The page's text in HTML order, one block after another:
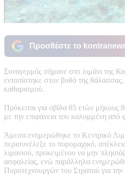
Προσθέστε το
Συναγερμός σήμανε στο λιμάνι της
εντοπίστηκε στον βυθό της θάλασσας,
καθαρισμού.
Πρόκειται για οβίδα 85 ετών μήκους
με την επιφάνεια του καλυμμένη από
Άμεσα ενημερώθηκε το Κεντρικό
περισυνέλεξε το πυρομαχικό,
λιμανιού, προκειμένου να μην
ασφαλείας, ενώ παράλληλα
Πυροτεχνουργών του Στρατού για